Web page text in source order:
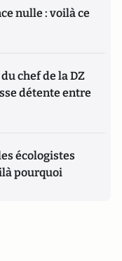
nulle : voilà ce
chef de la DZ
détente entre
écologistes
pourquoi